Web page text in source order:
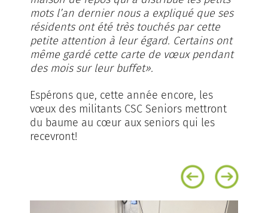
mots l’an dernier nous a expliqué que ses
résidents ont été très touchés par cette
petite attention à leur égard. Certains ont
même gardé cette carte de vœux pendant
des mois sur leur buffet».
Espérons que, cette année encore, les
vœux des militants CSC Seniors mettront
du baume au cœur aux seniors qui les
recevront!